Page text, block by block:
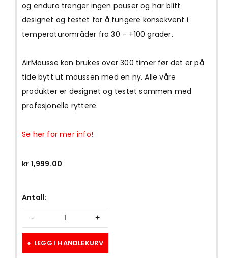
og enduro trenger ingen pauser og har blitt
designet og testet for å fungere konsekvent i
temperaturområder fra 30 – +100 grader.
AirMousse kan brukes over 300 timer før det er på
tide bytt ut moussen med en ny. Alle våre
produkter er designet og testet sammen med
profesjonelle ryttere.
Se her for mer info!
kr 1,999.00
Antall:
LEGG I HANDLEKURV